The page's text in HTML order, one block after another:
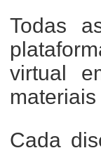
Todas
virtual
Cada